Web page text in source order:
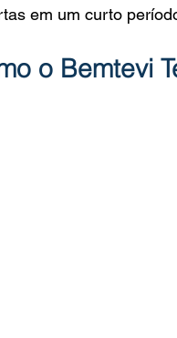
em um curto
o Bemtevi